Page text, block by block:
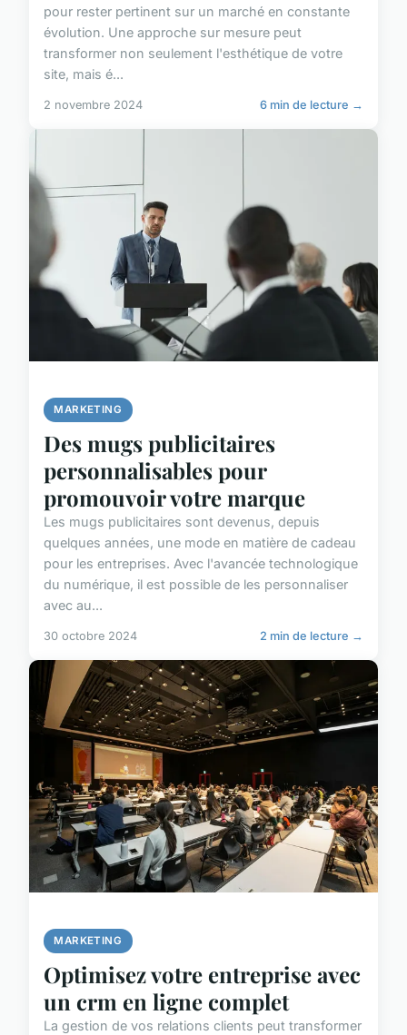
pour rester pertinent sur un marché en constante
évolution. Une approche sur mesure peut
transformer non seulement l'esthétique de votre
site, mais é...
2 novembre 2024 6 min de lecture →
MARKETING
Des mugs publicitaires
personnalisables pour
promouvoir votre marque
Les mugs publicitaires sont devenus, depuis
quelques années, une mode en matière de cadeau
pour les entreprises. Avec l'avancée technologique
du numérique, il est possible de les personnaliser
avec au...
30 octobre 2024 2 min de lecture →
MARKETING
Optimisez votre entreprise avec
un crm en ligne complet
La gestion de vos relations clients peut transformer